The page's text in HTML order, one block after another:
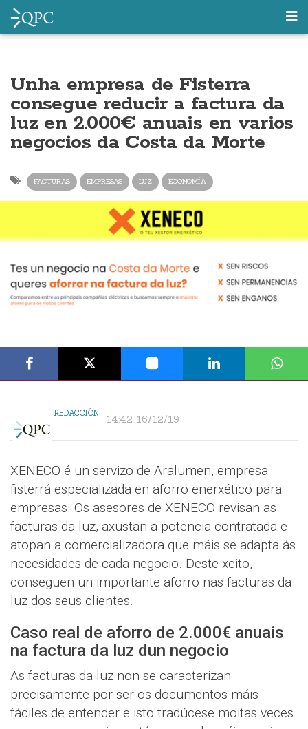
Unha empresa de Fisterra
consegue reducir a factura da
luz en 2.000€ anuais en varios
negocios da Costa da Morte
FACTURAS EMPRESAS LUZ ECONOMÍA
REDACCIÓN 14:42 16/12/19
XENECO é un servizo de Aralumen, empresa
fisterrá especializada en aforro enerxético para
empresas. Os asesores de XENECO revisan as
facturas da luz, axustan a potencia contratada e
atopan a comercializadora que máis se adapta ás
necesidades de cada negocio. Deste xeito,
conseguen un importante aforro nas facturas da
luz dos seus clientes.
Caso real de aforro de 2.000€ anuais
na factura da luz dun negocio
As facturas da luz non se caracterizan
precisamente por ser os documentos máis
fáciles de entender e isto tradúcese moitas veces